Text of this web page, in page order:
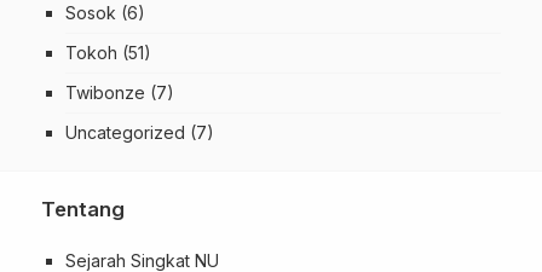
Sosok (6)
Tokoh (51)
Twibonze (7)
Uncategorized (7)
Tentang
Sejarah Singkat NU